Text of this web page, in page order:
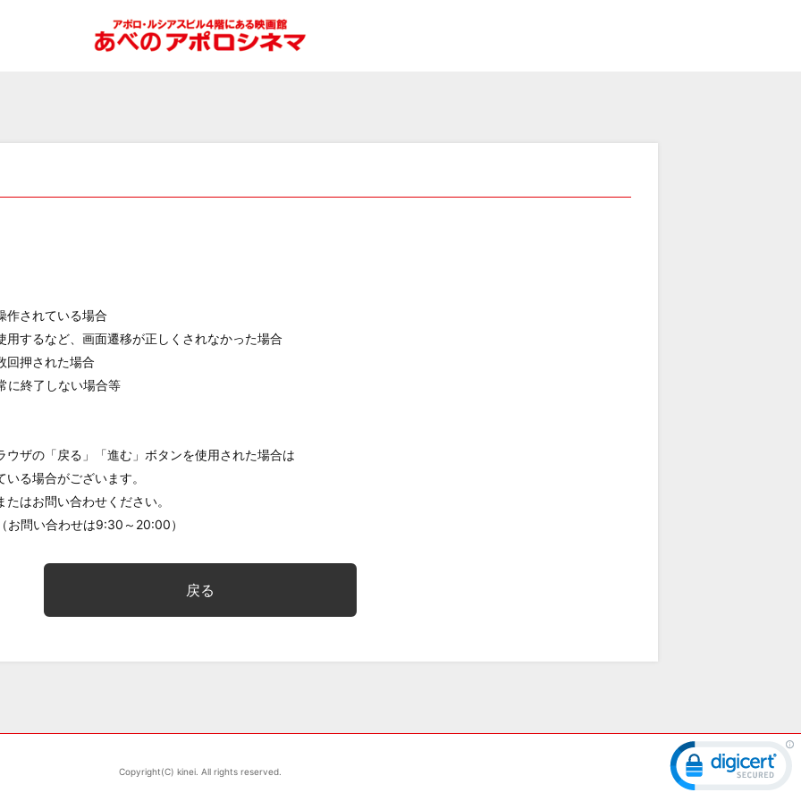
作されている場合
するなど、画面遷移が正しくされなかった場合
回押された場合
に終了しない場合等
ザの「戻る」「進む」ボタンを使用された場合は
る場合がございます。
はお問い合わせください。
問い合わせは9:30～20:00）
戻る
Copyright(C) kinei. All rights reserved.